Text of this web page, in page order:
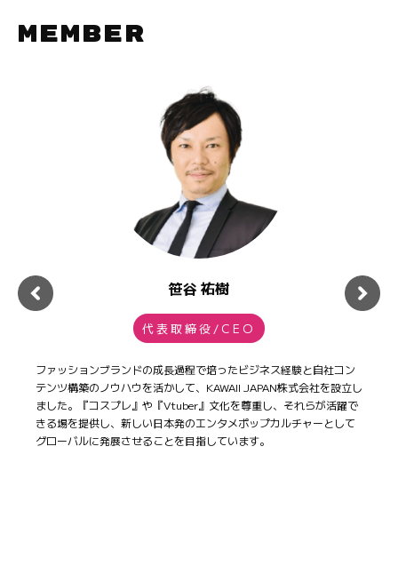
MEMBER
笹谷 祐樹
代表取締役/CEO
ファッションブランドの成長過程で培ったビジネス経験と自社コン
テンツ構築のノウハウを活かして、KAWAII JAPAN株式会社を設立し
ました。『コスプレ』や『Vtuber』文化を尊重し、それらが活躍で
きる場を提供し、新しい日本発のエンタメポップカルチャーとして
グローバルに発展させることを目指しています。